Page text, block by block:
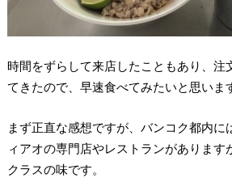
時間をずらして来店したこともあり、注
てきたので、早速食べてみたいと思いま
まず正直な感想ですが、バンコク都内に
ィアオの専門店やレストランがあります
クラスの味です。